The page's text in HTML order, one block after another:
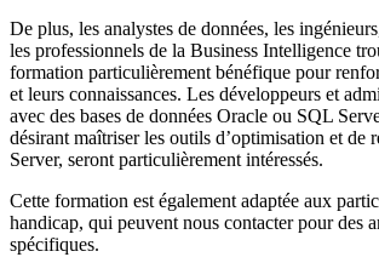
De plus, les analystes de données, les
les professionnels de la Business Intelligence
formation particulièrement bénéfique pour
et leurs connaissances. Les développeurs et
avec des bases de données Oracle ou SQL
désirant maîtriser les outils d’optimisation et de
Server, seront particulièrement intéressés.
Cette formation est également adaptée aux
handicap, qui peuvent nous contacter pour des
spécifiques.